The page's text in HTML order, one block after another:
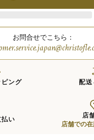
お問合せでこちら：
ング 配送
い 店
店舗での